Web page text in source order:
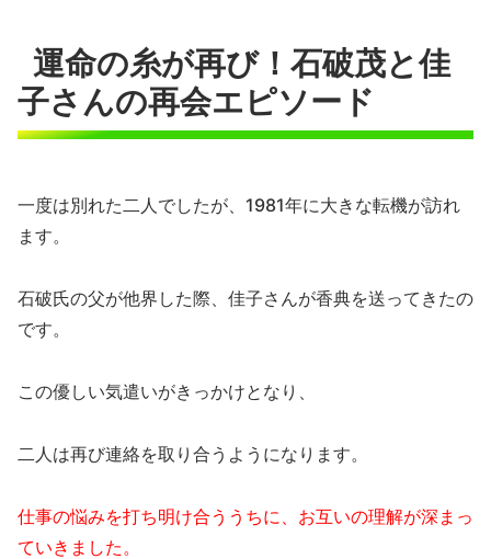
運命の糸が再び！石破茂と佳
子さんの再会エピソード
一度は別れた二人でしたが、1981年に大きな転機が訪れ
ます。
石破氏の父が他界した際、佳子さんが香典を送ってきたの
です。
この優しい気遣いがきっかけとなり、
二人は再び連絡を取り合うようになります。
仕事の悩みを打ち明け合ううちに、お互いの理解が深まっ
ていきました。